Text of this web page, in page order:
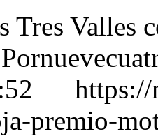
Tres Valles
https://
premio-